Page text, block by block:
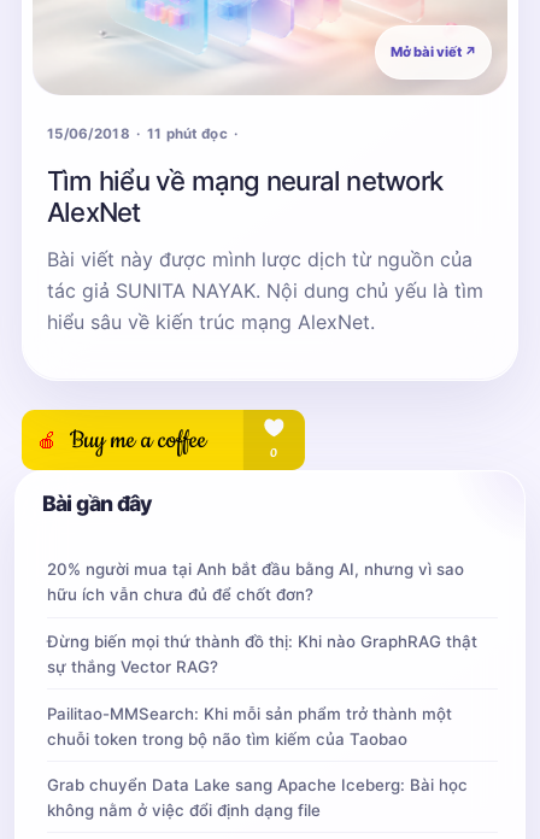
Mở bài viết ↗
15/06/2018 11 phút đọc
Tìm hiểu về mạng neural network
AlexNet
Bài viết này được mình lược dịch từ nguồn của
tác giả SUNITA NAYAK. Nội dung chủ yếu là tìm
hiểu sâu về kiến trúc mạng AlexNet.
Bài gần đây
20% người mua tại Anh bắt đầu bằng AI, nhưng vì sao
hữu ích vẫn chưa đủ để chốt đơn?
Đừng biến mọi thứ thành đồ thị: Khi nào GraphRAG thật
sự thắng Vector RAG?
Pailitao-MMSearch: Khi mỗi sản phẩm trở thành một
chuỗi token trong bộ não tìm kiếm của Taobao
Grab chuyển Data Lake sang Apache Iceberg: Bài học
không nằm ở việc đổi định dạng file